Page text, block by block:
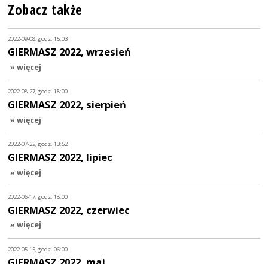
Zobacz także
2022-09-08, godz. 15:03
GIERMASZ 2022, wrzesień
» więcej
2022-08-27, godz. 18:00
GIERMASZ 2022, sierpień
» więcej
2022-07-22, godz. 13:52
GIERMASZ 2022, lipiec
» więcej
2022-06-17, godz. 18:00
GIERMASZ 2022, czerwiec
» więcej
2022-05-15, godz. 06:00